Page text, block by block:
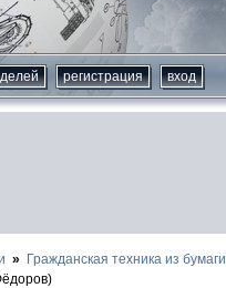
регистрация вход
Гражданская техника из бумаги